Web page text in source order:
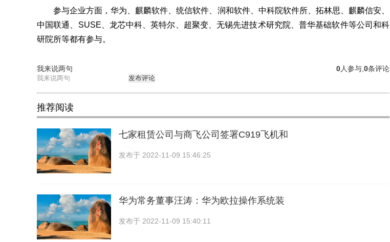
参与企业方面，华为、麒麟软件、统信软件、润和软件、中科院软件所、拓林思、麒麟信安、
中国联通、SUSE、龙芯中科、英特尔、超聚变、无锡先进技术研究院、普华基础软件等公司和科
研院所等都有参与。
我来说两句 0条评论
0人参与,
发布评论
推荐阅读
七家租赁公司与商飞公司签署C919飞机和
发布于 2022-11-09 15:46:25
华为常务董事汪涛：华为欧拉操作系统装
发布于 2022-11-09 15:40:11